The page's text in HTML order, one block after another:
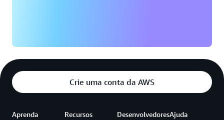
Crie uma conta da AWS
Aprenda Recursos DesenvolvedoresAjuda